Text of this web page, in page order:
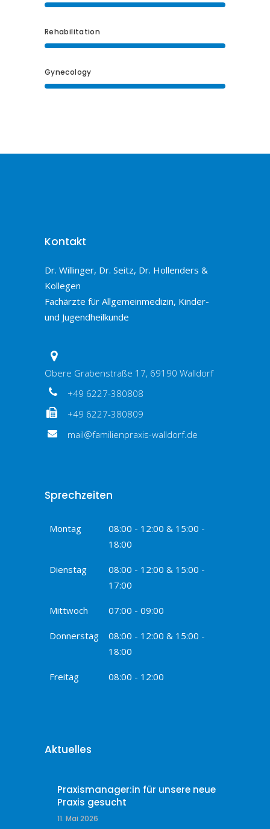
Rehabilitation
Gynecology
Kontakt
Dr. Willinger, Dr. Seitz, Dr. Hollenders &
Kollegen
Fachärzte für Allgemeinmedizin, Kinder-
und Jugendheilkunde
Obere Grabenstraße 17, 69190 Walldorf
+49 6227-380808
+49 6227-380809
mail@familienpraxis-walldorf.de
Sprechzeiten
Montag
08:00 - 12:00 & 15:00 -
18:00
Dienstag
08:00 - 12:00 & 15:00 -
17:00
Mittwoch 07:00 - 09:00
Donnerstag
08:00 - 12:00 & 15:00 -
18:00
Freitag 08:00 - 12:00
Aktuelles
Praxismanager:in für unsere neue
Praxis gesucht
11. Mai 2026